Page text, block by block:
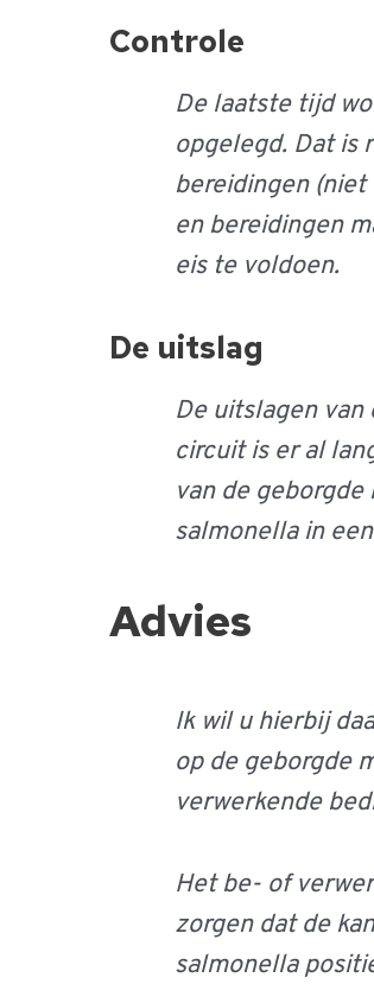
Controle
De laatste tijd
opgelegd. Dat is
bereidingen
en bereidingen
eis te voldoen.
De uitslag
De uitslagen
circuit is er al
van de
salmonella in
Advies
Ik wil u hierbij
op de geborgde
verwerkende
Het be- of
zorgen dat de
salmonella